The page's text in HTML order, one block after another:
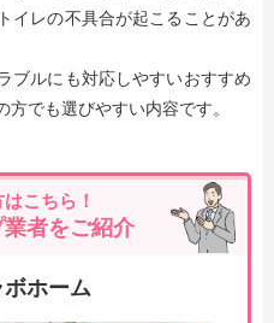
イレの不具合が起こることがあ
ブルにも対応しやすいおすすめ
でも選びやすい内容です。
こちら！
者をご紹介
ホーム